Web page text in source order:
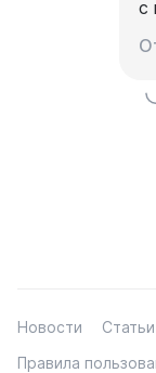
с
Новости Статьи
Правила